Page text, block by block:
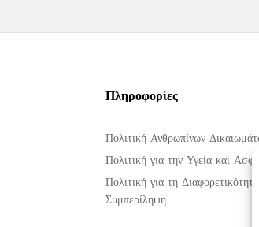
Πληροφορίες
Πολιτική Ανθρωπίνων
Πολιτική για την Υγεία και
Πολιτική για τη
Συμπερίληψη